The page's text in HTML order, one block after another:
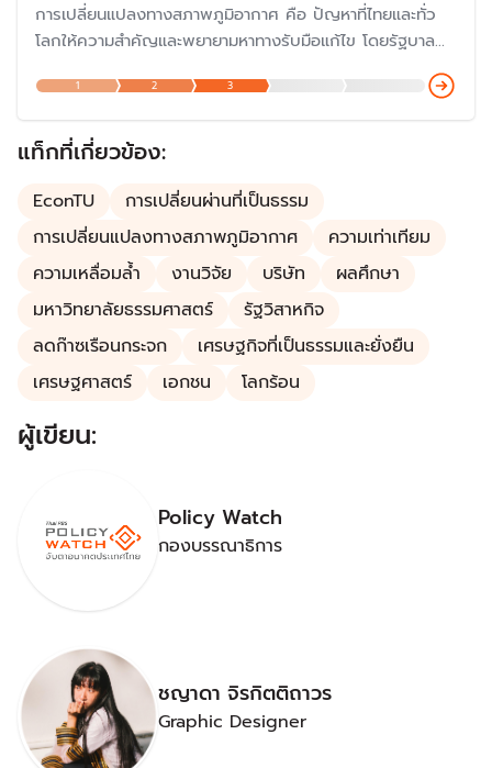
การเปลี่ยนแปลงทางสภาพภูมิอากาศ คือ ปัญหาที่ไทยและทั่ว
โลกให้ความสำคัญและพยายามหาทางรับมือแก้ไข โดยรัฐบาล
ประกาศสานต่อนโยบาย Carbon Neutrality (ความเป็นกลาง
ทางคาร์บอน) เพื่อให้ประเทศไทยเป็นผู้นำของอาเซียนในด้านการ
ลดการปล่อยก๊าซคาร์บอนไดออกไซด์ โดยในปี 2567 ได้เข้า
ร่วมประชุม COP29 เพื่อแสดงบทบาทความร่วมมือกับ
1 2 3
แท็กที่เกี่ยวข้อง:
EconTU
การเปลี่ยนผ่านที่เป็นธรรม
การเปลี่ยนแปลงทางสภาพภูมิอากาศ
ความเท่าเทียม
ความเหลื่อมล้ำ
งานวิจัย บริษัท
ผลศึกษา
มหาวิทยาลัยธรรมศาสตร์
รัฐวิสาหกิจ
ลดก๊าซเรือนกระจก
เศรษฐกิจที่เป็นธรรมและยั่งยืน
เศรษฐศาสตร์
เอกชน โลกร้อน
ผู้เขียน:
Policy Watch
กองบรรณาธิการ
ชญาดา จิรกิตติถาวร
Graphic Designer